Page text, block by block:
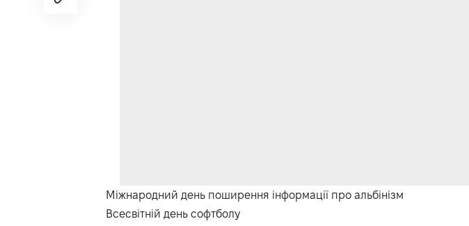
Міжнародний день поширення інформації про альбінізм
Всесвітній день софтболу